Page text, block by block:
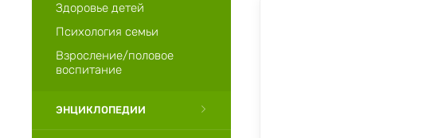
Здоровье детей
Психология семьи
Взросление/половое
воспитание
ЭНЦИКЛОПЕДИИ